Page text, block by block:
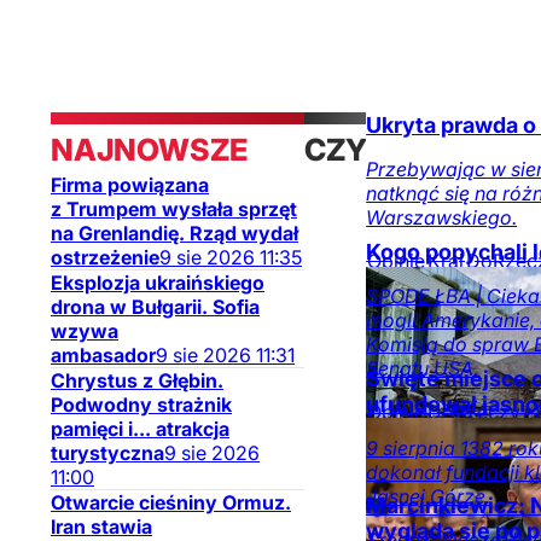
NAJNOWSZE
Firma powiązana
z Trumpem wysłała sprzęt
na Grenlandię. Rząd wydał
ostrzeżenie9 sie 2026 11:35
Eksplozja ukraińskiego
drona w Bułgarii. Sofia
wzywa
ambasador9 sie 2026 11:31
Chrystus z Głębin.
Podwodny strażnik
pamięci i... atrakcja
turystyczna9 sie 2026
11:00
Otwarcie cieśniny Ormuz.
Iran stawia
CZYTAJ
TAKŻE
Ukryta prawda
Przebywając w
natknąć się na
Warszawskiego.
OpinieKraj
na DoRzeczy.pl
Kogo popychali
SPODE ŁBA |
mogli
Komisją do spraw
Senatu USA.
OpinieDoRzeczy+
numerze
Święte miejsce
ufundował
9 sierpnia 1382
dokonał fundacji
Jasnej Górze.
Marcinkiewicz:
wygląda się po